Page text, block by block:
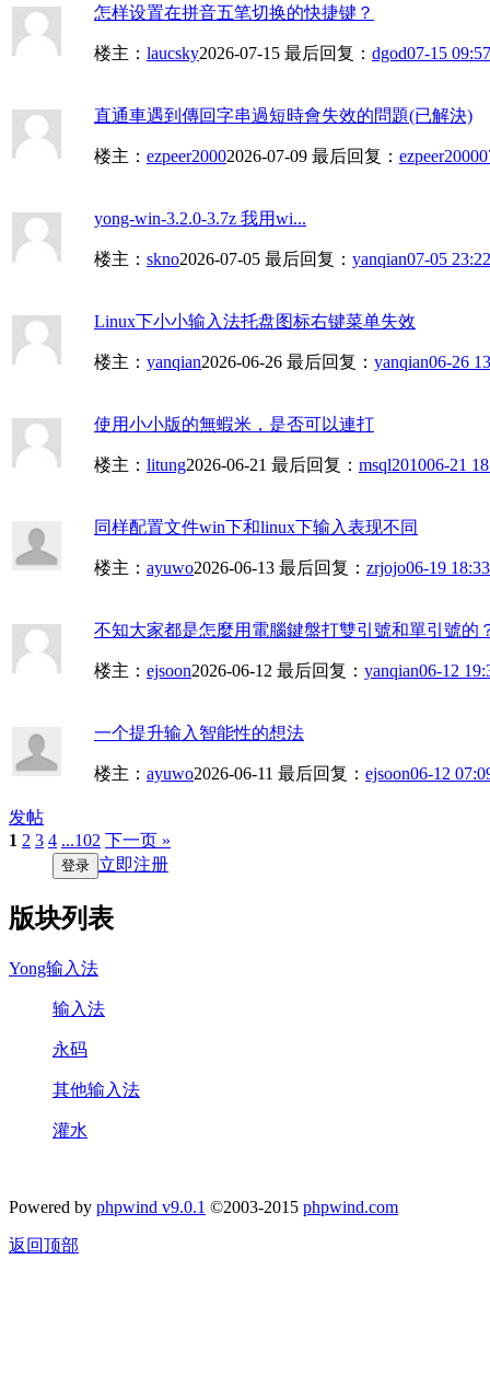
怎样设置在拼音五笔切换的快捷键？
楼主： laucsky2026-07-15 最后回复： dgod07-15 09:57
直通車遇到傳回字串過短時會失效的問題(已解決)
楼主： ezpeer20002026-07-09 最后回复： ezpeer2000
yong-win-3.2.0-3.7z 我用wi...
楼主： skno2026-07-05 最后回复： yanqian07-05 23:22
Linux下小小输入法托盘图标右键菜单失效
楼主： yanqian2026-06-26 最后回复： yanqian06-26
使用小小版的無蝦米，是否可以連打
楼主： litung2026-06-21 最后回复： msql201006-21
同样配置文件win下和linux下输入表现不同
楼主： ayuwo2026-06-13 最后回复： zrjojo06-19 18:33
不知大家都是怎麼用電腦鍵盤打雙引號和單引號的
楼主： ejsoon2026-06-12 最后回复： yanqian06-12
一个提升输入智能性的想法
楼主： ayuwo2026-06-11 最后回复： ejsoon06-12
发帖
1 2 3 4 ...102 下一页 »
登录 立即注册
版块列表
Yong输入法
输入法
永码
其他输入法
灌水
Powered by phpwind v9.0.1 ©2003-2015 phpwind.com
返回顶部